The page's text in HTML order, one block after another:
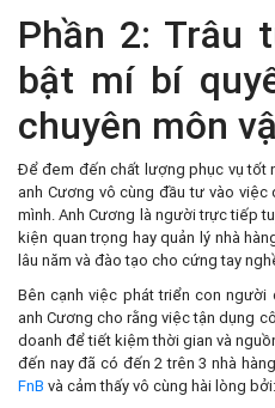
Phần 2: Trâu
bật mí bí
chuyên môn
Để đem đến chất lượng phục vụ tốt
anh Cương vô cùng đầu tư vào
mình. Anh Cương là người trực tiếp
kiện quan trọng hay quản lý nhà
lâu năm và đào tạo cho cứng tay
Bên cạnh việc phát triển con
anh Cương cho rằng việc tận dụng
doanh để tiết kiệm thời gian và
đến nay đã có đến 2 trên 3 nhà
FnB và cảm thấy vô cùng hài lòng bởi: